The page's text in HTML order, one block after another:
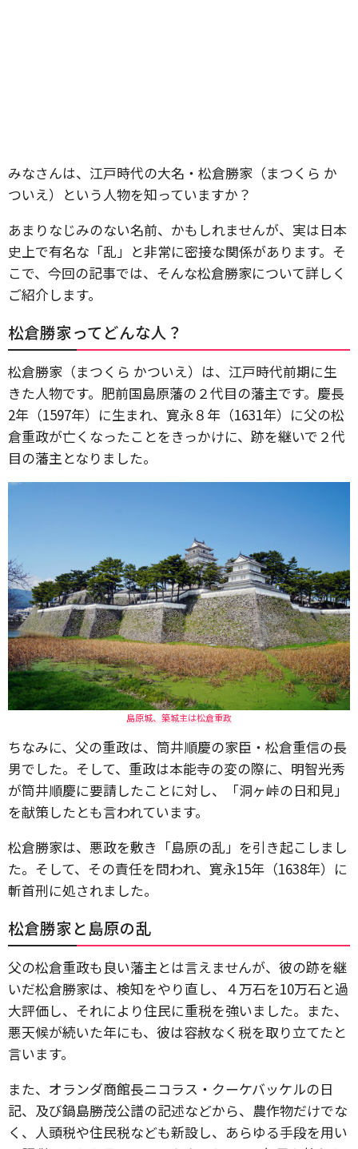
みなさんは、江戸時代の大名・松倉勝家（まつくら か
ついえ）という人物を知っていますか？
あまりなじみのない名前、かもしれませんが、実は日本
史上で有名な「乱」と非常に密接な関係があります。そ
こで、今回の記事では、そんな松倉勝家について詳しく
ご紹介します。
松倉勝家ってどんな人？
松倉勝家（まつくら かついえ）は、江戸時代前期に生
きた人物です。肥前国島原藩の２代目の藩主です。慶長
2年（1597年）に生まれ、寛永８年（1631年）に父の松
倉重政が亡くなったことをきっかけに、跡を継いで２代
目の藩主となりました。
島原城、築城主は松倉重政
ちなみに、父の重政は、筒井順慶の家臣・松倉重信の長
男でした。そして、重政は本能寺の変の際に、明智光秀
が筒井順慶に要請したことに対し、「洞ヶ峠の日和見」
を献策したとも言われています。
松倉勝家は、悪政を敷き「島原の乱」を引き起こしまし
た。そして、その責任を問われ、寛永15年（1638年）に
斬首刑に処されました。
松倉勝家と島原の乱
父の松倉重政も良い藩主とは言えませんが、彼の跡を継
いだ松倉勝家は、検知をやり直し、４万石を10万石と過
大評価し、それにより住民に重税を強いました。また、
悪天候が続いた年にも、彼は容赦なく税を取り立てたと
言います。
また、オランダ商館長ニコラス・クーケバッケルの日
記、及び鍋島勝茂公譜の記述などから、農作物だけでな
く、人頭税や住民税なども新設し、あらゆる手段を用い